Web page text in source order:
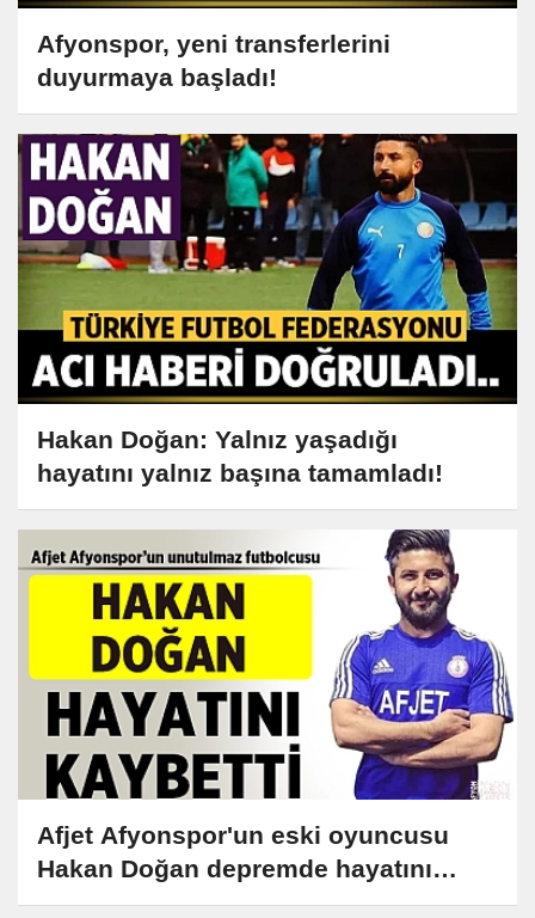
Afyonspor, yeni transferlerini
duyurmaya başladı!
Hakan Doğan: Yalnız yaşadığı
hayatını yalnız başına tamamladı!
Afjet Afyonspor'un eski oyuncusu
Hakan Doğan depremde hayatını
kaybetti!